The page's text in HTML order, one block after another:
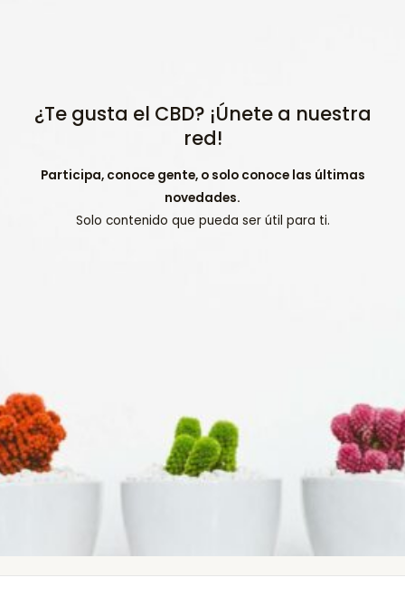
¿Te gusta el CBD? ¡Únete a nuestra
red!
Participa, conoce gente, o solo conoce las últimas
novedades.
Solo contenido que pueda ser útil para ti.